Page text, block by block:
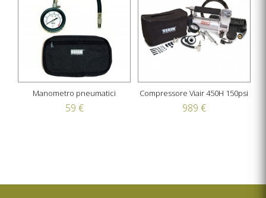
Manometro pneumatici
59 €
Compressore Viair 450H 150psi
989 €